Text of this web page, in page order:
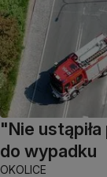
"Nie
do wypadku
OKOLICE